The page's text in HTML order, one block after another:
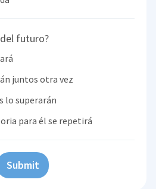
futuro?
juntos otra vez
lo superarán
para él se repetirá
Submit